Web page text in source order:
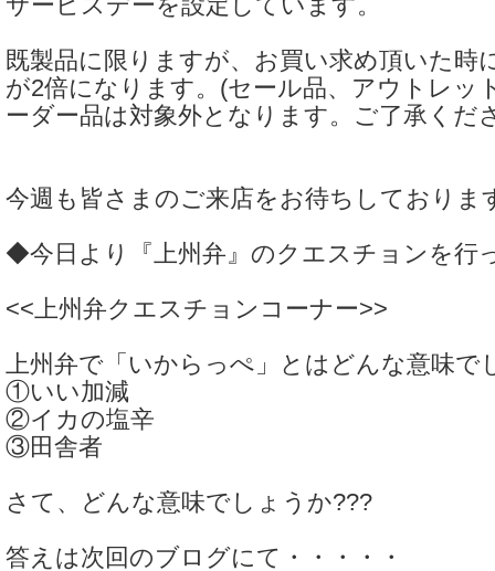
既製品に限りますが、お買い求め頂いた
が2倍になります。(セール品、アウトレッ
ーダー品は対象外となります。ご了承くだ
今週も皆さまのご来店をお待ちしておりま
◆今日より『上州弁』のクエスチョンを行
<<上州弁クエスチョンコーナー>>
上州弁で「いからっぺ」とはどんな意味で
①いい加減
②イカの塩辛
③田舎者
さて、どんな意味でしょうか???
答えは次回のブログにて・・・・・